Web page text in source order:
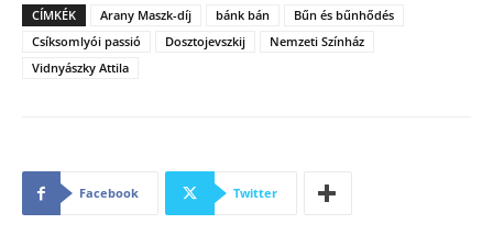
CÍMKÉK Arany Maszk-díj bánk bán
Bűn és bűnhődés
Csíksomlyói passió
Dosztojevszkij
Nemzeti Színház
Vidnyászky Attila
Facebook Twitter